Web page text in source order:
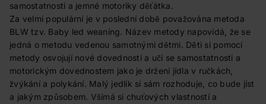
samostatnosti a jemné motoriky děťátka.
Za velmi populární je v poslední době považována metoda
BLW tzv. Baby led weaning. Název metody napovídá, že se
jedná o metodu vedenou samotnými dětmi. Děti si pomocí
metody osvojují nové dovednosti a učí se samostatnosti a
motorickým dovednostem jako je držení jídla v ručkách,
žvýkání a polykání. Malý jedlík si sám rozhoduje, co bude jíst
a jakým způsobem. Všímá si chuťových vlastností a